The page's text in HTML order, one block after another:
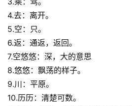
4.去：离开。
5.空：只。
6.返：通返，返回。
7.空悠悠：深，大的意思
8.悠悠：飘荡的样子。
9.川：平原。
10.历历：清楚可数。